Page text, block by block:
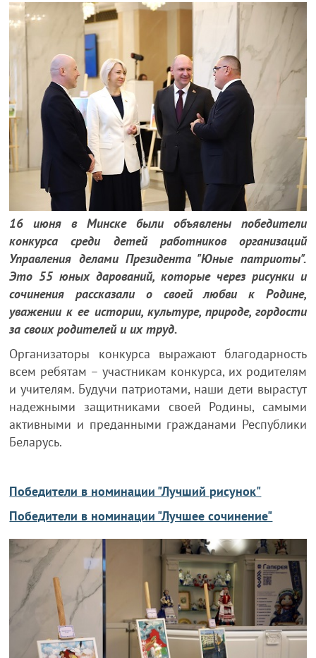
16 июня в Минске были объявлены победители
конкурса среди детей работников организаций
Управления делами Президента "Юные патриоты".
Это 55 юных дарований, которые через рисунки и
сочинения рассказали о своей любви к Родине,
уважении к ее истории, культуре, природе, гордости
за своих родителей и их труд.
Организаторы конкурса выражают благодарность
всем ребятам – участникам конкурса, их родителям
и учителям. Будучи патриотами, наши дети вырастут
надежными защитниками своей Родины, самыми
активными и преданными гражданами Республики
Беларусь.
Победители в номинации "Лучший рисунок"
Победители в номинации "Лучшее сочинение"